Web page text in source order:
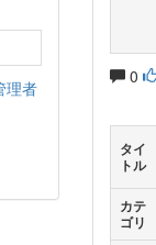
者
0
タイ
トル
カテ
ゴリ